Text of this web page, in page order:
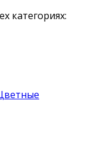
категориях: